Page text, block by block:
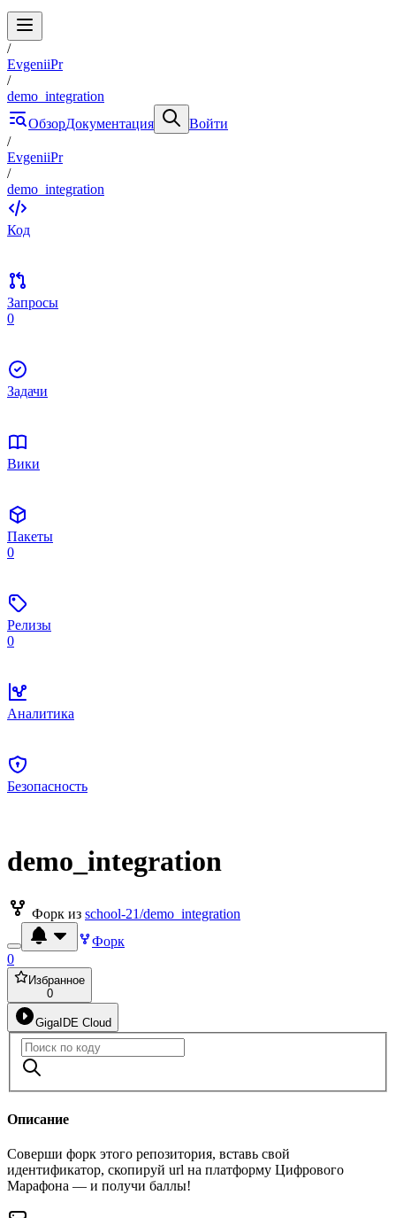
/
EvgeniiPr
/
demo_integration
ОбзорДокументация
Войти
/
EvgeniiPr
/
demo_integration
Код
Запросы
0
Задачи
Вики
Пакеты
0
Релизы
0
Аналитика
Безопасность
demo_integration
Форк из school-21/demo_integration
Форк
0
Избранное
0
GigaIDE Cloud
Описание
Соверши форк этого репозитория, вставь свой
идентификатор, скопируй url на платформу Цифрового
Марафона — и получи баллы!